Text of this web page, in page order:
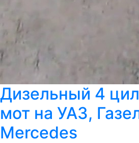
Дизельный 4
мот на УАЗ,
Mercedes